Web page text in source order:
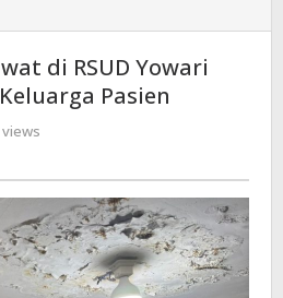
di RSUD Yowari
Pasien
views